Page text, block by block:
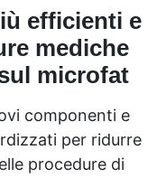
efficienti e
mediche
microfat
componenti e
per ridurre
procedure di